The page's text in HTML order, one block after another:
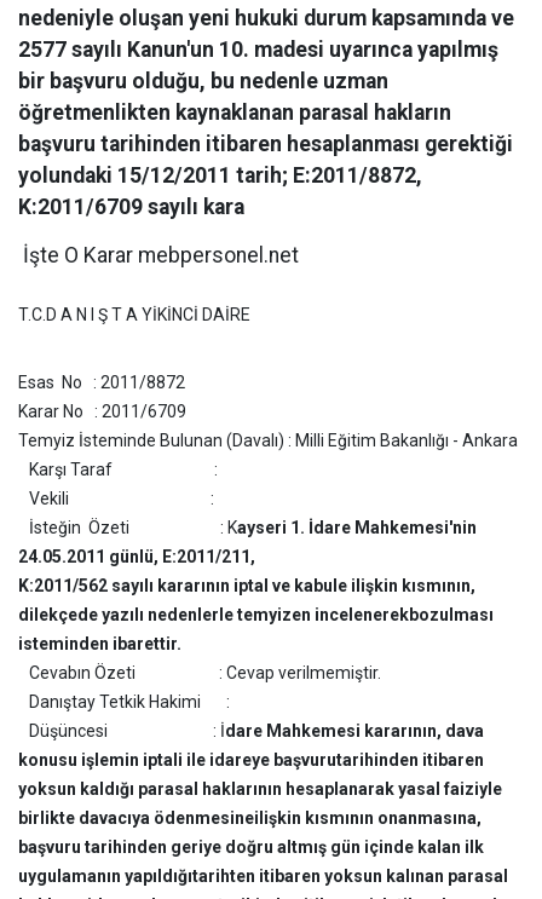
nedeniyle oluşan yeni hukuki durum kapsamında ve
2577 sayılı Kanun'un 10. madesi uyarınca yapılmış
bir başvuru olduğu, bu nedenle uzman
öğretmenlikten kaynaklanan parasal hakların
başvuru tarihinden itibaren hesaplanması gerektiği
yolundaki 15/12/2011 tarih; E:2011/8872,
K:2011/6709 sayılı kara
İşte O Karar mebpersonel.net
T.C.D A N I Ş T A YİKİNCİ DAİRE
Esas No : 2011/8872
Karar No : 2011/6709
Temyiz İsteminde Bulunan (Davalı) : Milli Eğitim Bakanlığı - Ankara
Karşı Taraf :
Vekili :
İsteğin Özeti : Kayseri 1. İdare Mahkemesi'nin
24.05.2011 günlü, E:2011/211,
K:2011/562 sayılı kararının iptal ve kabule ilişkin kısmının,
dilekçede yazılı nedenlerle temyizen incelenerekbozulması
isteminden ibarettir.
Cevabın Özeti : Cevap verilmemiştir.
Danıştay Tetkik Hakimi :
Düşüncesi : İdare Mahkemesi kararının, dava
konusu işlemin iptali ile idareye başvurutarihinden itibaren
yoksun kaldığı parasal haklarının hesaplanarak yasal faiziyle
birlikte davacıya ödenmesineilişkin kısmının onanmasına,
başvuru tarihinden geriye doğru altmış gün içinde kalan ilk
uygulamanın yapıldığıtarihten itibaren yoksun kalınan parasal